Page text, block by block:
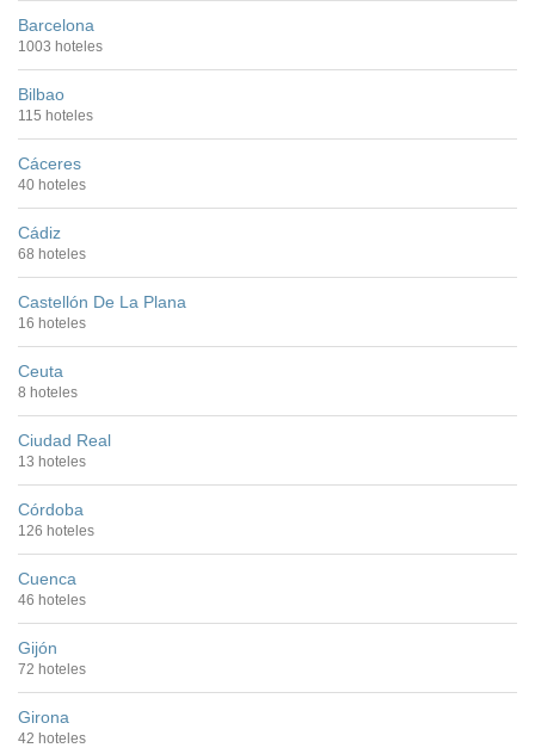
Barcelona
1003 hoteles
Bilbao
115 hoteles
Cáceres
40 hoteles
Cádiz
68 hoteles
Castellón De La Plana
16 hoteles
Ceuta
8 hoteles
Ciudad Real
13 hoteles
Córdoba
126 hoteles
Cuenca
46 hoteles
Gijón
72 hoteles
Girona
42 hoteles